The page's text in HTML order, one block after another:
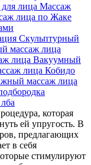
лица Массаж
лица по Жаке
Скульптурный
массаж лица
лица Вакуумный
лица Кобидо
массаж лица
которая
ей упругость. В
предлагающих
в себя
стимулируют